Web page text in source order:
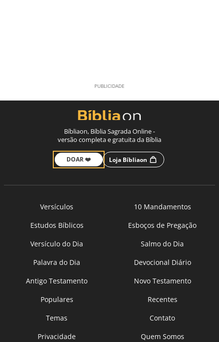
Bíbliaon, Bíblia Sagrada Online -
versão completa e gratuita da Bíblia
DOAR ❤️ Loja Bíbliaon
Versículos
10 Mandamentos
Estudos Bíblicos
Esboços de Pregação
Versículo do Dia
Salmo do Dia
Palavra do Dia
Devocional Diário
Antigo Testamento
Novo Testamento
Populares
Recentes
Temas
Contato
Privacidade
Quem Somos